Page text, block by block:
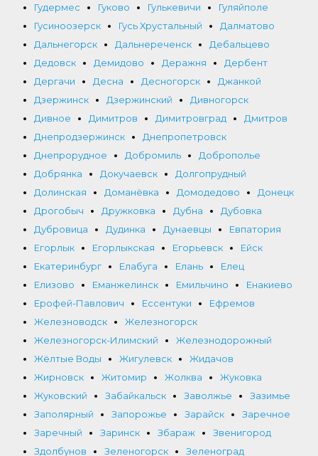
Гудермес
Гуково Гулькевичи
Гуляйполе
Гусиноозерск
Гусь Хрустальный
Далматово
Дальнегорск
Дальнереченск
Дебальцево
Дедовск
Демидово Деражня
Дербент
Дергачи
Десна Десногорск
Джанкой
Дзержинск
Дзержинский
Дивногорск
Дивное
Димитров Димитровград
Дмитров
Днепродзержинск
Днепропетровск
Днепрорудное
Добромиль
Доброполье
Добрянка
Докучаевск
Долгопрудный
Долинская
Доманёвка Домодедово
Донецк
Дрогобыч
Дружковка Дубна
Дубовка
Дубровица
Дудинка Дунаевцы
Евпатория
Егорлык
Егорлыкская Егорьевск
Ейск
Екатеринбург
Елабуга Елань
Елец
Елизово
Еманжелинск Емильчино
Енакиево
Ерофей-Павлович
Ессентуки
Ефремов
Железноводск
Железногорск
Железногорск-Илимский
Железнодорожный
Жёлтые Воды
Жигулевск
Жидачов
Жирновск
Житомир Жолква
Жуковка
Жуковский
Забайкальск Заволжье
Зазимье
Заполярный
Запорожье Зарайск
Заречное
Заречный
Заринск Збараж
Звенигород
Здолбунов
Зеленогорск Зеленоград